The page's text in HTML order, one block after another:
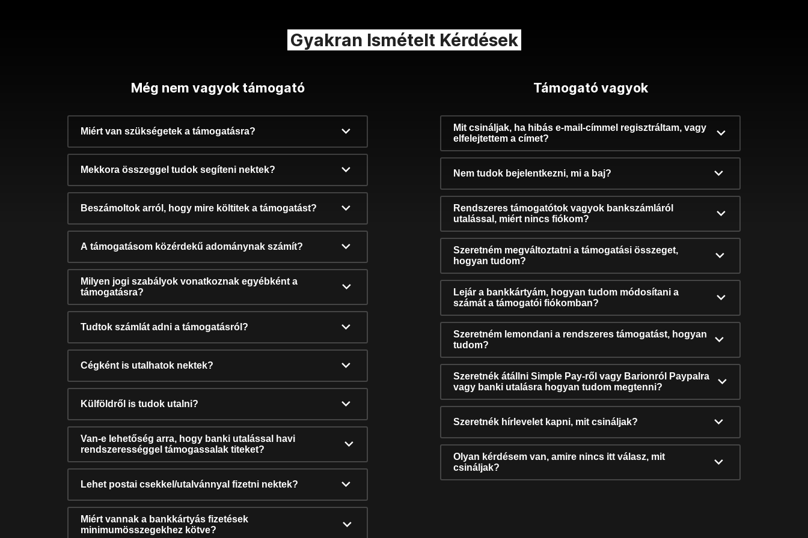
Gyakran Ismételt Kérdések
Még nem vagyok támogató
Miért van szükségetek a támogatásra?
Mekkora összeggel tudok segíteni nektek?
Beszámoltok arról, hogy mire költitek a támogatást?
A támogatásom közérdekű adománynak számít?
Milyen jogi szabályok vonatkoznak egyébként a
támogatásra?
Tudtok számlát adni a támogatásról?
Cégként is utalhatok nektek?
Külföldről is tudok utalni?
Van-e lehetőség arra, hogy banki utalással havi
rendszerességgel támogassalak titeket?
Lehet postai csekkel/utalvánnyal fizetni nektek?
Miért vannak a bankkártyás fizetések
minimumösszegekhez kötve?
Támogató vagyok
Mit csináljak, ha hibás e-mail-címmel regisztráltam, vagy
elfelejtettem a címet?
Nem tudok bejelentkezni, mi a baj?
Rendszeres támogatótok vagyok bankszámláról
utalással, miért nincs fiókom?
Szeretném megváltoztatni a támogatási összeget,
hogyan tudom?
Lejár a bankkártyám, hogyan tudom módosítani a
számát a támogatói fiókomban?
Szeretném lemondani a rendszeres támogatást, hogyan
tudom?
Szeretnék átállni Simple Pay-ről vagy Barionról Paypalra
vagy banki utalásra hogyan tudom megtenni?
Szeretnék hírlevelet kapni, mit csináljak?
Olyan kérdésem van, amire nincs itt válasz, mit
csináljak?